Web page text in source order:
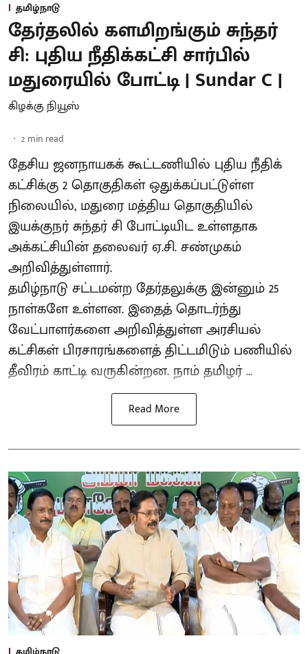
தமிழ்நாடு
தேர்தலில் களமிறங்கும் சுந்தர்
சி: புதிய நீதிக்கட்சி சார்பில்
மதுரையில் போட்டி | Sundar C |
கிழக்கு நியூஸ்
2 min read
தேசிய ஜனநாயகக் கூட்டணியில் புதிய நீதிக்
கட்சிக்கு 2 தொகுதிகள் ஒதுக்கப்பட்டுள்ள
நிலையில், மதுரை மத்திய தொகுதியில்
இயக்குநர் சுந்தர் சி போட்டியிட உள்ளதாக
அக்கட்சியின் தலைவர் ஏ.சி. சண்முகம்
அறிவித்துள்ளார்.
தமிழ்நாடு சட்டமன்ற தேர்தலுக்கு இன்னும் 25
நாள்களே உள்ளன. இதைத் தொடர்ந்து
வேட்பாளர்களை அறிவித்துள்ள அரசியல்
கட்சிகள் பிரசாரங்களைத் திட்டமிடும் பணியில்
தீவிரம் காட்டி வருகின்றன. நாம் தமிழர் ...
Read More